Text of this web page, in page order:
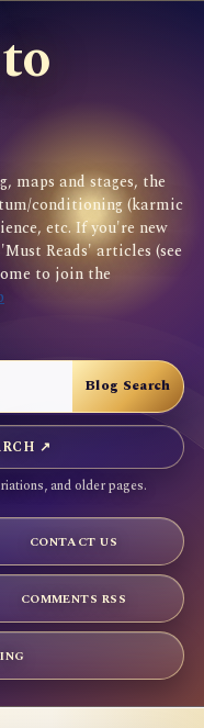
maps and stages, the
conditioning (karmic
etc. If you're new
Reads' articles (see
to join the
↗
and older pages.
CONTACT US
COMMENTS RSS